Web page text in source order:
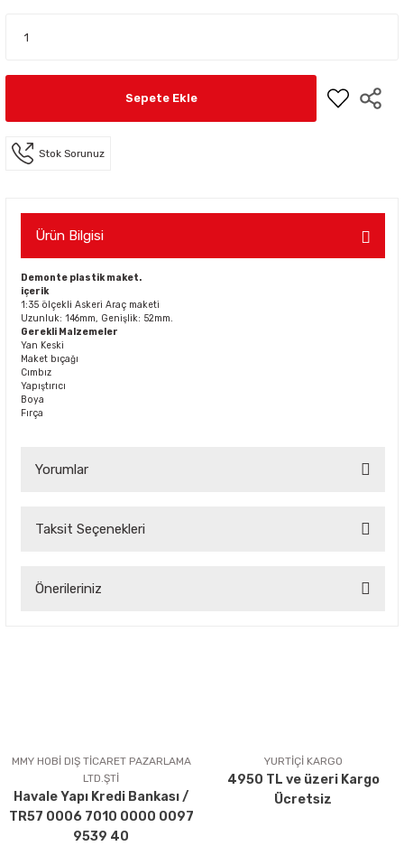
Sepete Ekle
Stok Sorunuz
Ürün Bilgisi
Demonte plastik maket.
içerik
1:35 ölçekli Askeri Araç maketi
Uzunluk: 146mm, Genişlik: 52mm.
Gerekli Malzemeler
Yan Keski
Maket bıçağı
Cımbız
Yapıştırıcı
Boya
Fırça
Yorumlar
Taksit Seçenekleri
Önerileriniz
Ürün açıklamasında eksik bilgiler bulunuyor.
Ürün bilgilerinde hatalar bulunuyor.
Ürün fiyatı diğer sitelerden daha pahalı.
Bu ürüne benzer farklı alternatifler olmalı.
MMY HOBİ DIŞ TİCARET PAZARLAMA
LTD.ŞTİ
Havale Yapı Kredi Bankası /
TR57 0006 7010 0000 0097
9539 40
YURTİÇİ KARGO
4950 TL ve üzeri Kargo
Ücretsiz